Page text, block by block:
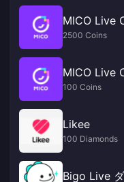
MICO Live
2500 Coins
MICO Live
100 Coins
Likee
100 Diamonds
Bigo Live